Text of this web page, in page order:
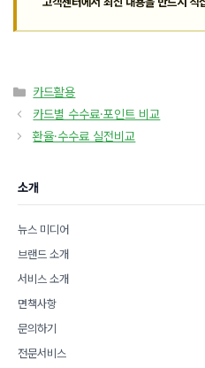
카
테
리
카드활용
카드별 수수료·포인트 비교
환율·수수료 실전비교
소개
뉴스 미디어
브랜드 소개
서비스 소개
면책사항
문의하기
전문서비스